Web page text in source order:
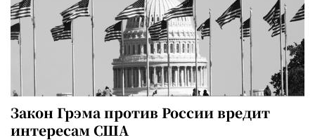
Закон Грэма против России вредит
интересам США